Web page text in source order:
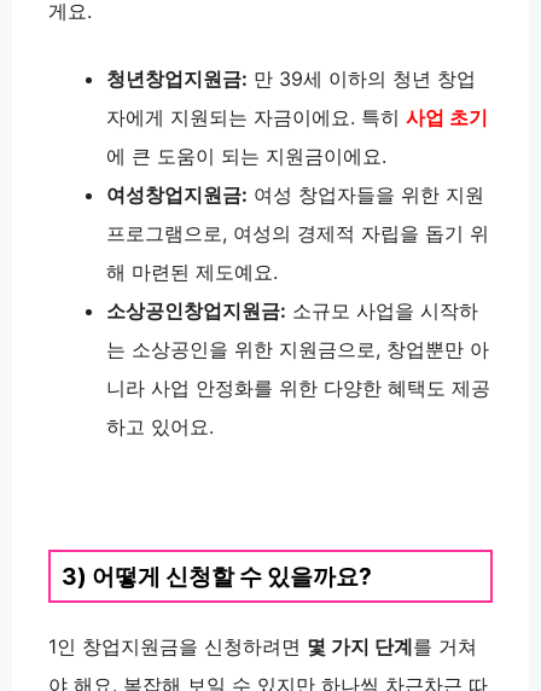
게요.
청년창업지원금: 만 39세 이하의 청년 창업
자에게 지원되는 자금이에요. 특히 사업 초기
에 큰 도움이 되는 지원금이에요.
여성창업지원금: 여성 창업자들을 위한 지원
프로그램으로, 여성의 경제적 자립을 돕기 위
해 마련된 제도예요.
소상공인창업지원금: 소규모 사업을 시작하
는 소상공인을 위한 지원금으로, 창업뿐만 아
니라 사업 안정화를 위한 다양한 혜택도 제공
하고 있어요.
3) 어떻게 신청할 수 있을까요?
1인 창업지원금을 신청하려면 몇 가지 단계를 거쳐
야 해요. 복잡해 보일 수 있지만 하나씩 차근차근 따